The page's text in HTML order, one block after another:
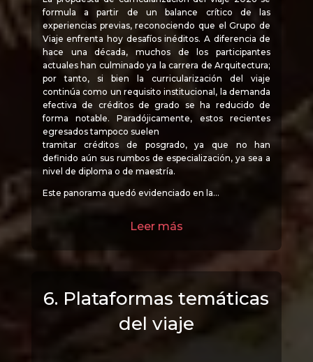
formula a partir de un balance crítico de las
experiencias previas, reconociendo que el Grupo de
Viaje enfrenta hoy desafíos inéditos. A diferencia de
hace una década, muchos de los participantes
actuales han culminado ya la carrera de Arquitectura;
por tanto, si bien la curricularización del viaje
continúa como un requisito institucional, la demanda
efectiva de créditos de grado se ha reducido de
forma notable. Paradójicamente, estos recientes
egresados tampoco suelen
tramitar créditos de posgrado, ya que no han
definido aún sus rumbos de especialización, ya sea a
nivel de diploma o de maestría.
Este panorama quedó evidenciado en la…
Leer más
6. Plataformas temáticas
del viaje